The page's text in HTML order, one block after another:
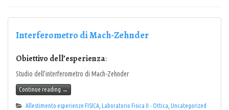
Interferometro di Mach-Zehnder
Obiettivo dell’esperienza:
Studio dell’interferometro di Mach-Zehnder
Continue reading →
Allestimento esperienze FISICA Laboratorio Fisica II - Ottica Uncategorized